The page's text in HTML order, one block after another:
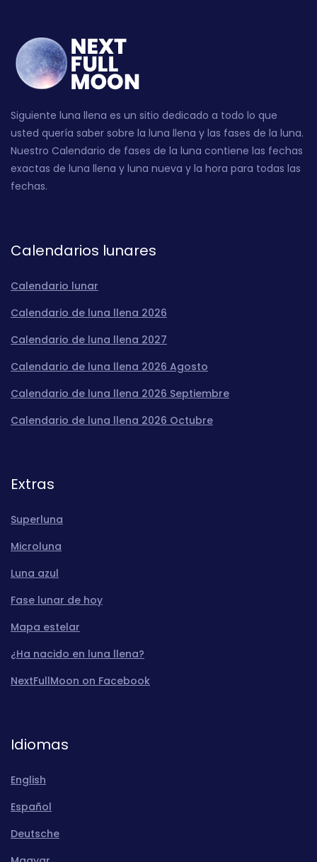
Siguiente luna llena es un sitio dedicado a todo lo que
usted quería saber sobre la luna llena y las fases de la luna.
Nuestro Calendario de fases de la luna contiene las fechas
exactas de luna llena y luna nueva y la hora para todas las
fechas.
Calendarios lunares
Calendario lunar
Calendario de luna llena 2026
Calendario de luna llena 2027
Calendario de luna llena 2026 Agosto
Calendario de luna llena 2026 Septiembre
Calendario de luna llena 2026 Octubre
Extras
Superluna
Microluna
Luna azul
Fase lunar de hoy
Mapa estelar
¿Ha nacido en luna llena?
NextFullMoon on Facebook
Idiomas
English
Español
Deutsche